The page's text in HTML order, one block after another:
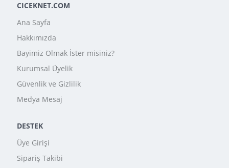
CICEKNET.COM
Ana Sayfa
Hakkımızda
Bayimiz Olmak İster misiniz?
Kurumsal Üyelik
Güvenlik ve Gizlilik
Medya Mesaj
DESTEK
Üye Girişi
Sipariş Takibi